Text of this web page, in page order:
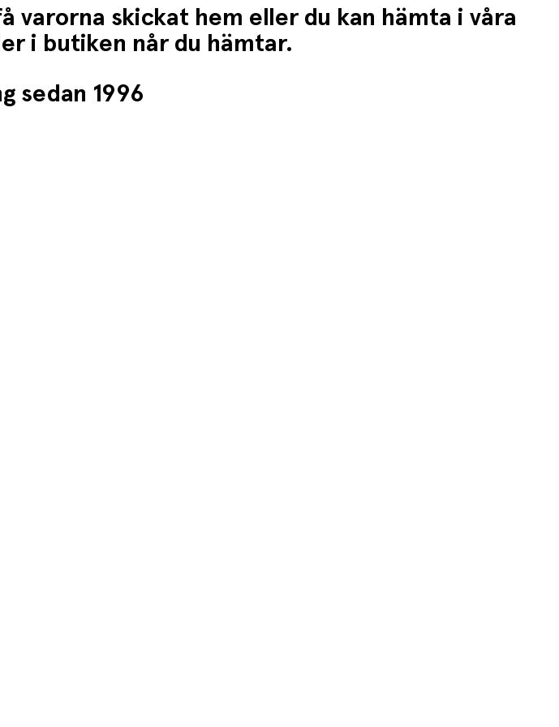
varorna skickat hem eller du kan hämta i våra
i butiken når du hämtar.
sedan 1996